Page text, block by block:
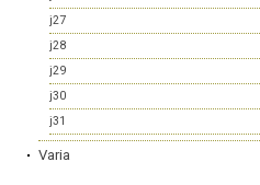
j27
j28
j29
j30
j31
Varia